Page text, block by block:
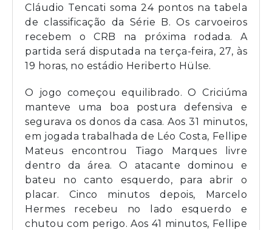
Cláudio Tencati soma 24 pontos na tabela
de classificação da Série B. Os carvoeiros
recebem o CRB na próxima rodada. A
partida será disputada na terça-feira, 27, às
19 horas, no estádio Heriberto Hülse.
O jogo começou equilibrado. O Criciúma
manteve uma boa postura defensiva e
segurava os donos da casa. Aos 31 minutos,
em jogada trabalhada de Léo Costa, Fellipe
Mateus encontrou Tiago Marques livre
dentro da área. O atacante dominou e
bateu no canto esquerdo, para abrir o
placar. Cinco minutos depois, Marcelo
Hermes recebeu no lado esquerdo e
chutou com perigo. Aos 41 minutos, Fellipe